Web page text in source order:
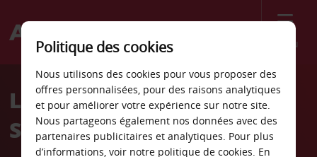
Menu
Welcome
AvisLocation de voiture
Schaumbourg
Politique des cookies
Nous utilisons des cookies pour vous proposer des
offres personnalisées, pour des raisons analytiques
et pour améliorer votre expérience sur notre site.
Nous partageons également nos données avec des
partenaires publicitaires et analytiques. Pour plus
d’informations, voir notre politique de cookies. En